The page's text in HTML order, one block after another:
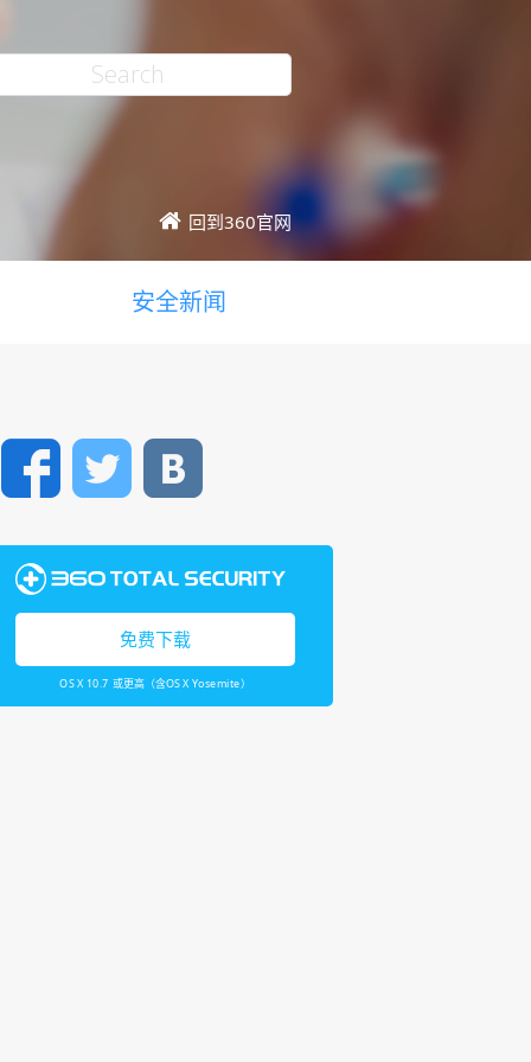
回到360官网
安全新闻
FacebookTwitter
免费下载
OS X 10.7 或更高（含OS X Yosemite）